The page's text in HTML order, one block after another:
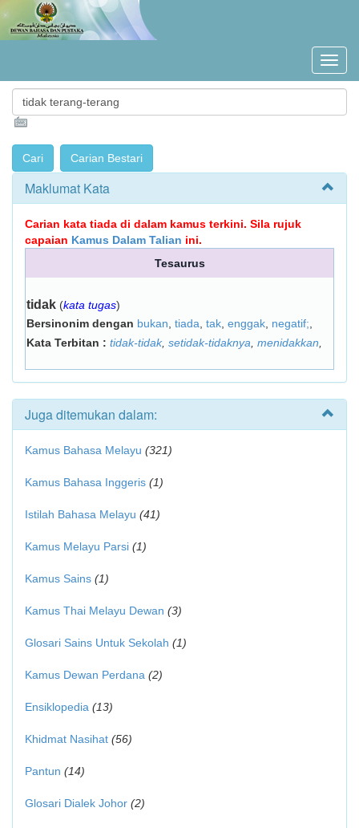
Maklumat Kata
Carian kata tiada di dalam kamus terkini. Sila rujuk
capaian Kamus Dalam Talian ini.
Tesaurus
tidak (kata tugas)
Bersinonim dengan bukan tiada tak enggak negatif;
Kata Terbitan : tidak-tidak, setidak-tidaknya menidakkan
Juga ditemukan dalam:
Kamus Bahasa Melayu (321)
Kamus Bahasa Inggeris (1)
Istilah Bahasa Melayu (41)
Kamus Melayu Parsi (1)
Kamus Sains (1)
Kamus Thai Melayu Dewan (3)
Glosari Sains Untuk Sekolah (1)
Kamus Dewan Perdana (2)
Ensiklopedia (13)
Khidmat Nasihat (56)
Pantun (14)
Glosari Dialek Johor (2)